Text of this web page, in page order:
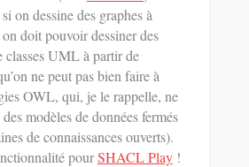
on dessine des graphes à
doit pouvoir dessiner des
classes UML à partir de
ne peut pas bien faire à
OWL, qui, je le rappelle, ne
modèles de données fermés
de connaissances ouverts).
pourSHACL Play!